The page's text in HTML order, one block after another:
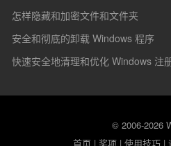
怎样隐藏和加密文件和文件夹
安全和彻底的卸载 Windows 程序
快速安全地清理和优化 Windows 注
© 2006-2026
首页 |奖项 |使用技巧 |